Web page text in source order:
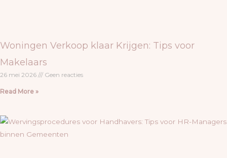
Woningen Verkoop klaar Krijgen: Tips voor
Makelaars
26 mei 2026 Geen reacties
Read More »